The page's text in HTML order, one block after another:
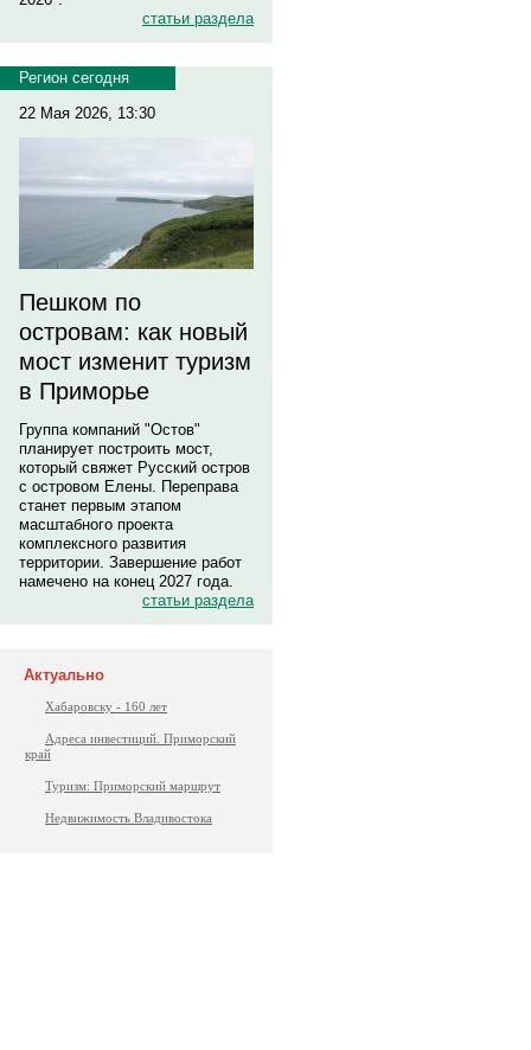
статьи раздела
Регион сегодня
22 Мая 2026, 13:30
Пешком по
островам: как новый
мост изменит туризм
в Приморье
Группа компаний "Остов"
планирует построить мост,
который свяжет Русский остров
с островом Елены. Переправа
станет первым этапом
масштабного проекта
комплексного развития
территории. Завершение работ
намечено на конец 2027 года.
статьи раздела
Актуально
Хабаровску - 160 лет
Адреса инвестиций. Приморский
край
Туризм: Приморский маршрут
Недвижимость Владивостока